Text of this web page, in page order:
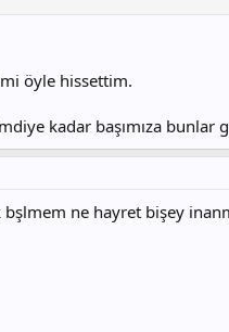
öyle hissettim.
kadar başımıza
ne hayret bişey